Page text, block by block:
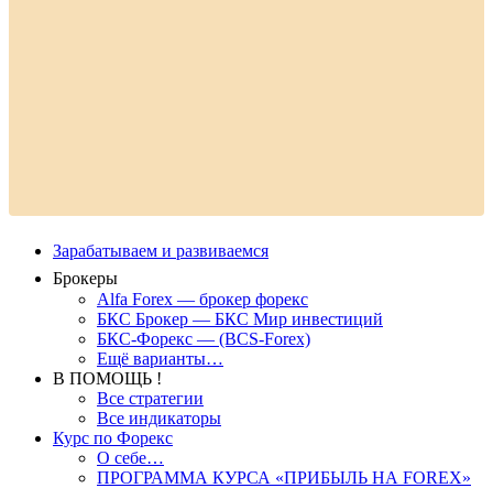
Зарабатываем и развиваемся
Брокеры
Alfa Forex — брокер форекс
БКС Брокер — БКС Мир инвестиций
БКС-Форекс — (BCS-Forex)
Ещё варианты…
В ПОМОЩЬ !
Все стратегии
Все индикаторы
Курс по Форекс
О себе…
ПРОГРАММА КУРСА «ПРИБЫЛЬ НА FOREX»